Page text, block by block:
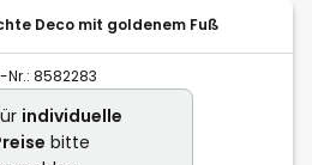
Deco mit goldenem Fuß
Nr.: 8582283
individuelle
bitte